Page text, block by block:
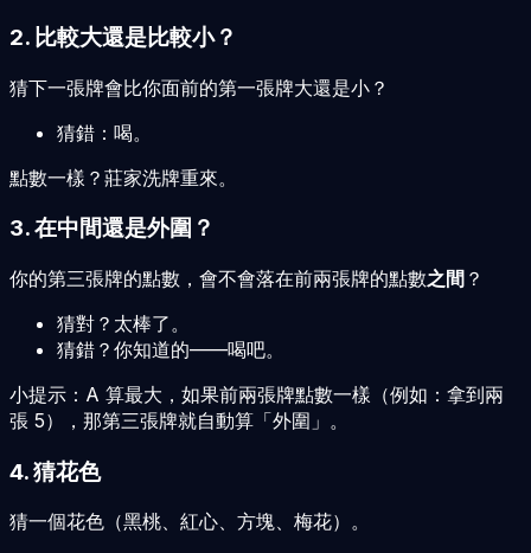
2. 比較大還是比較小？
猜下一張牌會比你面前的第一張牌大還是小？
猜錯：喝。
點數一樣？莊家洗牌重來。
3. 在中間還是外圍？
你的第三張牌的點數，會不會落在前兩張牌的點數之間 ？
猜對？太棒了。
猜錯？你知道的——喝吧。
小提示：A 算最大，如果前兩張牌點數一樣（例如：拿到兩
張 5），那第三張牌就自動算「外圍」。
4. 猜花色
猜一個花色（黑桃、紅心、方塊、梅花）。